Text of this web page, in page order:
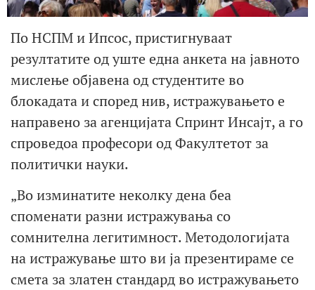
По НСПМ и Ипсос, пристигнуваат
резултатите од уште една анкета на јавното
мислење објавена од студентите во
блокадата и според нив, истражувањето е
направено за агенцијата Спринт Инсајт, а го
спроведоа професори од Факултетот за
политички науки.
„Во изминатите неколку дена беа
споменати разни истражувања со
сомнителна легитимност. Методологијата
на истражување што ви ја презентираме се
смета за златен стандард во истражувањето